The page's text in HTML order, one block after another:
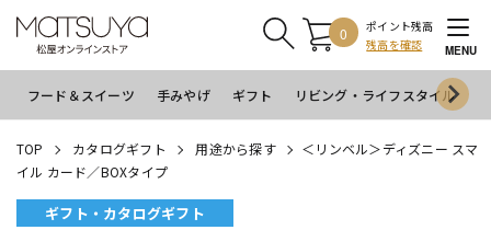
0
ポイント残高
残高を確認
MENU
フード＆スイーツ 手みやげ ギフト リビング・ライフスタイル
TOP カタログギフト 用途から探す
＜リンベル＞ディズニー スマ
イル カード／BOXタイプ
ギフト・カタログギフト